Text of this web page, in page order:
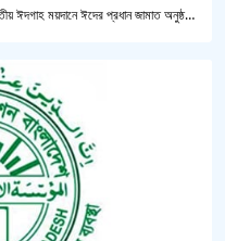
ঈদগাহ ময়দানে ঈদের প্রধান জামাত অনুষ্ঠ…